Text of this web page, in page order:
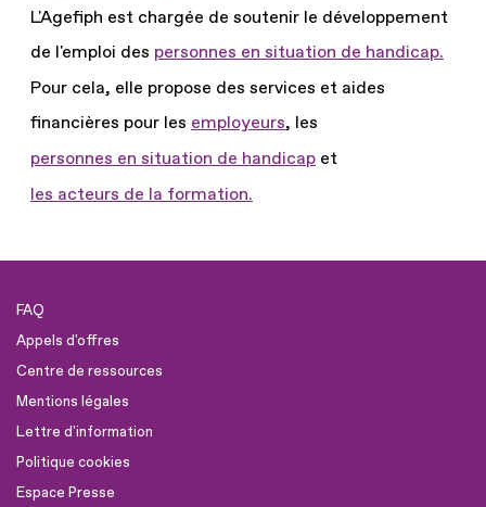
L'Agefiph est chargée de soutenir le développement
de l'emploi des personnes en situation de handicap.
Pour cela, elle propose des services et aides
financières pour les employeurs, les
personnes en situation de handicap et
les acteurs de la formation.
FAQ
Appels d'offres
Centre de ressources
Mentions légales
Lettre d'information
Politique cookies
Espace Presse